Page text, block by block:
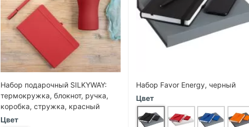
Набор подарочный SILKYWAY:
термокружка, блокнот, ручка,
коробка, стружка, красный
Цвет
Набор Favor Energy, черный
Цвет